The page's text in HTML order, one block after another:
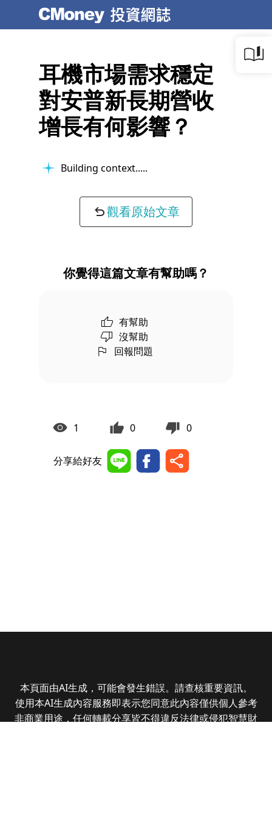
耳機市場需求穩定
對安普新長期營收
增長有何影響？
Building context...
觀看原始文章
你覺得這篇文章有幫助嗎？
有幫助
沒幫助
回報問題
1 0 0
分享給好友
本頁面由AI生成，可能會發生錯誤。請查核重要資訊。
使用本AI生成內容服務即表示您同意此內容僅供個人參考
非商業用途，任何轉載分享皆不得違反法律或侵犯智慧財